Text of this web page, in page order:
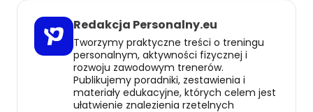
Redakcja Personalny.eu
Tworzymy praktyczne treści o treningu
personalnym, aktywności fizycznej i
rozwoju zawodowym trenerów.
Publikujemy poradniki, zestawienia i
materiały edukacyjne, których celem jest
ułatwienie znalezienia rzetelnych